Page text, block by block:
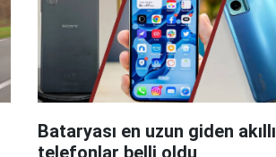
Bataryası en uzun giden akıllı
telefonlar belli oldu